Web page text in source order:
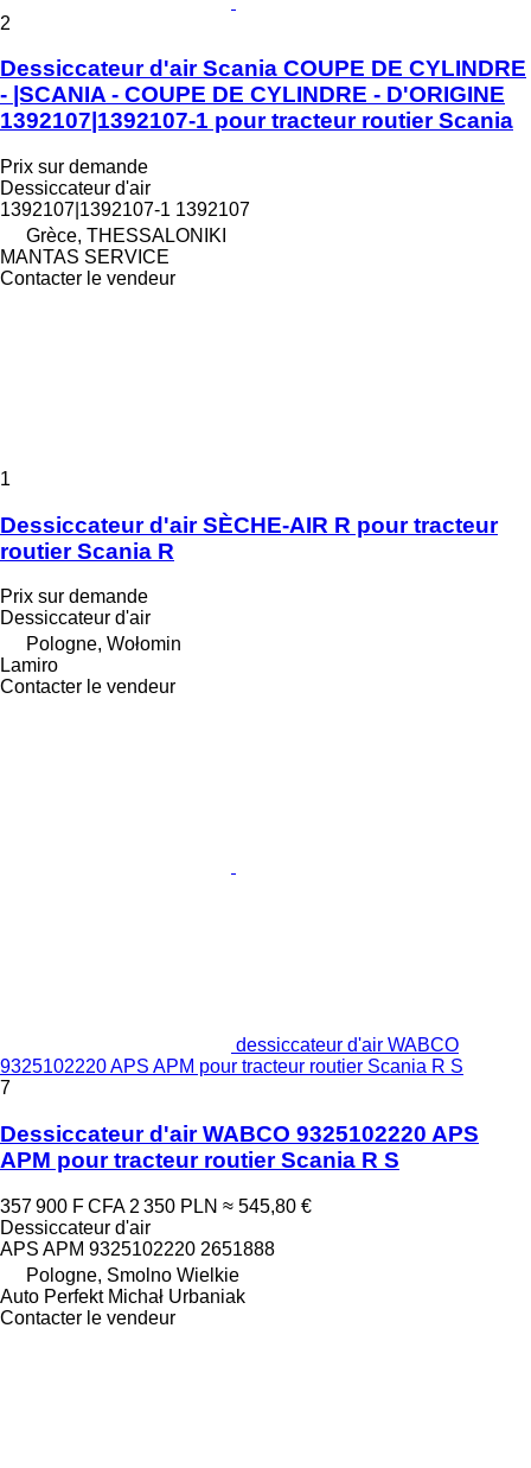
2
Dessiccateur d'air Scania COUPE DE CYLINDRE
- |SCANIA - COUPE DE CYLINDRE - D'ORIGINE
1392107|1392107-1 pour tracteur routier Scania
Prix sur demande
Dessiccateur d'air
1392107|1392107-1 1392107
Grèce, THESSALONIKI
MANTAS SERVICE
Contacter le vendeur
1
Dessiccateur d'air SÈCHE-AIR R pour tracteur
routier Scania R
Prix sur demande
Dessiccateur d'air
Pologne, Wołomin
Lamiro
Contacter le vendeur
dessiccateur d'air WABCO
9325102220 APS APM pour tracteur routier Scania R S
7
Dessiccateur d'air WABCO 9325102220 APS
APM pour tracteur routier Scania R S
357 900 F CFA 2 350 PLN ≈ 545,80 €
Dessiccateur d'air
APS APM 9325102220 2651888
Pologne, Smolno Wielkie
Auto Perfekt Michał Urbaniak
Contacter le vendeur